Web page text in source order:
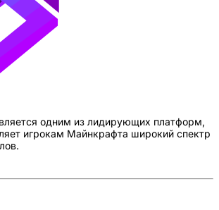
одним из лидирующих платформ,
игрокам Майнкрафта широкий спектр